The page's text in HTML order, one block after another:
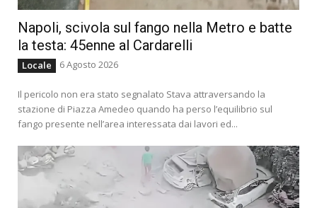
Napoli, scivola sul fango nella Metro e batte
la testa: 45enne al Cardarelli
Locale 6 Agosto 2026
Il pericolo non era stato segnalato Stava attraversando la
stazione di Piazza Amedeo quando ha perso l’equilibrio sul
fango presente nell’area interessata dai lavori ed...